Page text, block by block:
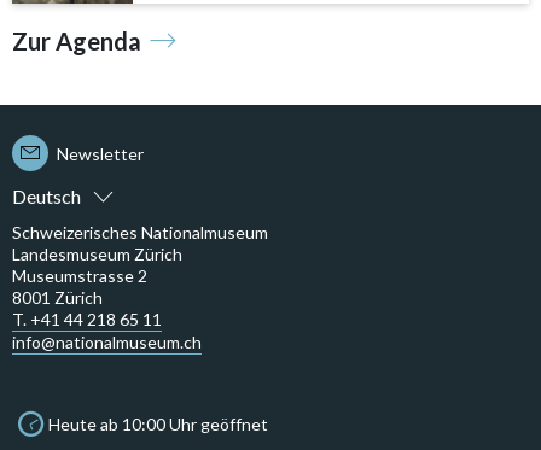
Zur Agenda
Deutsch
Newsletter
Schweizerisches Nationalmuseum
Landesmuseum Zürich
Museumstrasse 2
8001 Zürich
T. +41 44 218 65 11
info@nationalmuseum.ch
Heute ab 10:00 Uhr geöffnet